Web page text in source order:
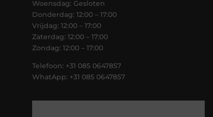
Woensdag: Gesloten
Donderdag: 12:00 – 17:00
Vrijdag: 12:00 – 17:00
Zaterdag: 12:00 – 17:00
Zondag: 12:00 – 17:00
Telefoon: +31 085 0647857
WhatApp: +31 085 0647857